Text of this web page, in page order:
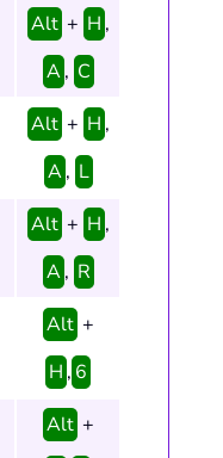
Alt + H ,
A , C
Alt + H ,
A , L
Alt + H ,
A , R
Alt +
H , 6
Alt +